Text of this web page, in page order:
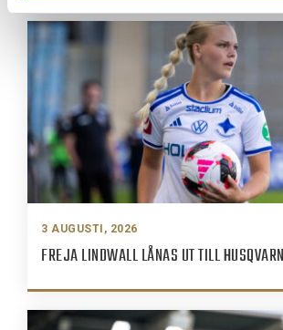
3 AUGUSTI, 2026
FREJA LINDWALL LÅNAS UT TILL